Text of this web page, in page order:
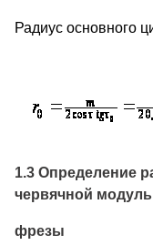
Радиус основного
1.3 Определение
червячной
фрезы